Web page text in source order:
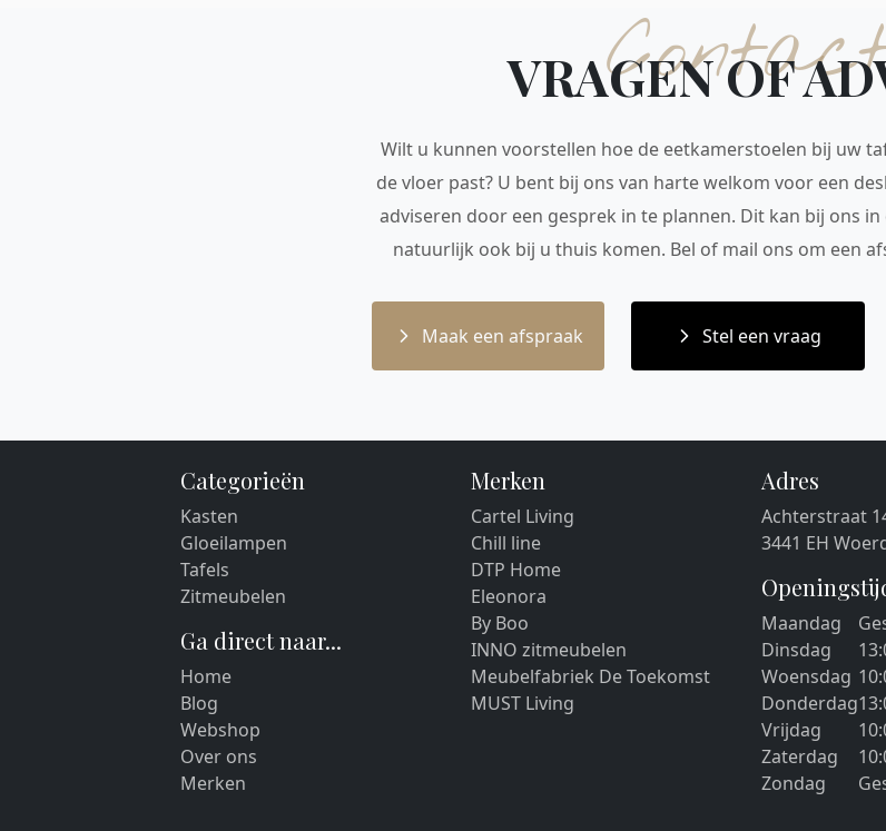
VRAGEN OF
Wilt u kunnen voorstellen hoe de eetkamerstoelen bij uw
de vloer past? U bent bij ons van harte welkom voor een
adviseren door een gesprek in te plannen. Dit kan bij ons
natuurlijk ook bij u thuis komen. Bel of mail ons om een
Maak een afspraak Stel een vraag
Categorieën
Kasten
Gloeilampen
Tafels
Zitmeubelen
Ga direct naar...
Home
Blog
Webshop
Over ons
Merken
Merken
Cartel Living
Chill line
DTP Home
Eleonora
By Boo
INNO zitmeubelen
Meubelfabriek De Toekomst
MUST Living
Adres
Achterstraat
3441 EH
Maandag
Dinsdag
Woensdag
Donderdag
Vrijdag
Zaterdag
Zondag